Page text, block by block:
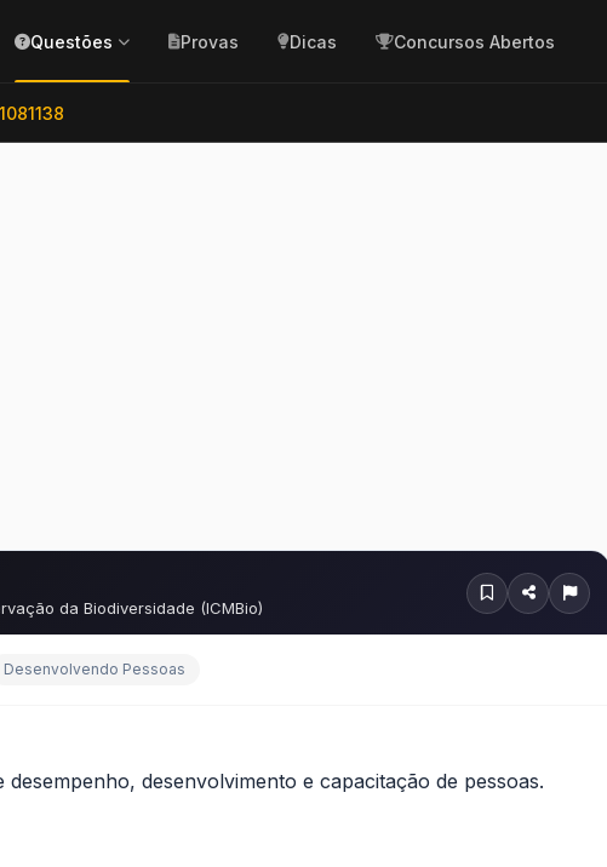
Questões Provas Dicas Concursos Abertos
da Biodiversidade (ICMBio)
Desenvolvendo Pessoas
desenvolvimento e capacitação de pessoas.